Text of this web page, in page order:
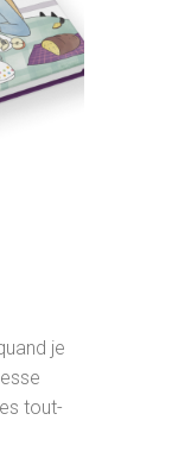
je
tout-